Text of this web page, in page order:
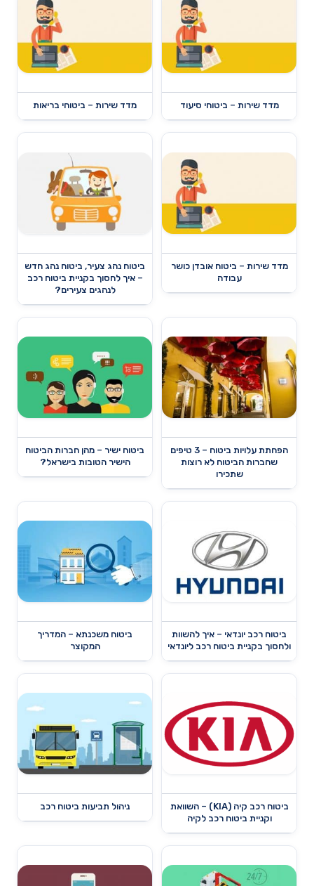
מדד שירות – ביטוחי סיעוד מדד שירות – ביטוחי בריאות
מדד שירות – ביטוח אובדן כושר
עבודה
ביטוח נהג צעיר, ביטוח נהג חדש
– איך לחסוך בקניית ביטוח רכב
לנהגים צעירים?
הפחתת עלויות ביטוח – 3 טיפים
שחברות הביטוח לא רוצות
שתכירו
ביטוח ישיר – מהן חברות הביטוח
הישיר הטובות בישראל?
ביטוח רכב יונדאי – איך להשוות
ולחסוך בקניית ביטוח רכב ליונדאי
ביטוח משכנתא – המדריך
המקוצר
ביטוח רכב קיה (KIA) – השוואת
וקניית ביטוח רכב לקיה
ניהול תביעות ביטוח רכב